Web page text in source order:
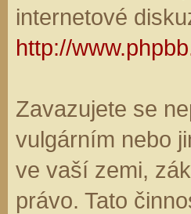
internetové
http://
Zavazujete se
vulgárním nebo
ve vaší zemi,
právo. Tato